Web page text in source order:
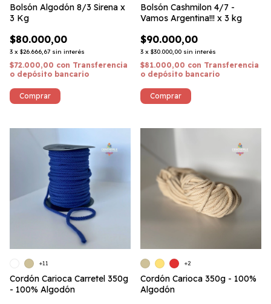
Bolsón Algodón 8/3 Sirena x
3 Kg
$80.000,00
3 x $26.666,67 sin interés
$72.000,00 con Transferencia
o depósito bancario
Bolsón Cashmilon 4/7 -
Vamos Argentina!!! x 3 kg
$90.000,00
3 x $30.000,00 sin interés
$81.000,00 con Transferencia
o depósito bancario
Cordón Carioca Carretel 350g
- 100% Algodón
+11
Cordón Carioca 350g - 100%
Algodón
+2